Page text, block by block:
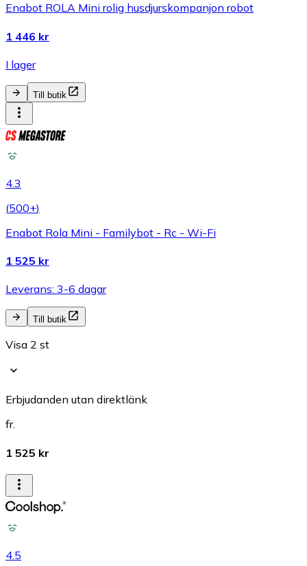
Enabot ROLA Mini rolig husdjurskompanjon robot
1 446 kr
I lager
Till butik
4.3
(500+)
Enabot Rola Mini - Familybot - Rc - Wi-Fi
1 525 kr
Leverans: 3-6 dagar
Till butik
Visa 2 st
Erbjudanden utan direktlänk
fr.
1 525 kr
4.5